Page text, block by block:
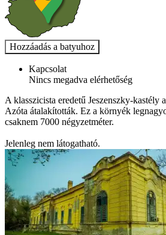
Kapcsolat
Nincs megadva elérhetőség
A klasszicista eredetű Jeszenszky-kastély
Azóta átalakították. Ez a környék
csaknem 7000 négyzetméter.
Jelenleg nem látogatható.